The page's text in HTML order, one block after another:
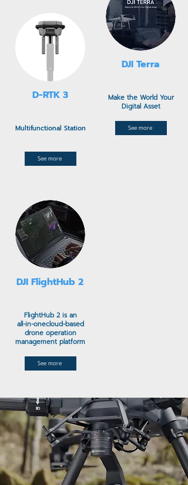
D-RTK 3
Multifunctional Station
See more
DJI FlightHub 2
FlightHub 2 is an
all-in-onecloud-based
drone operation
management platform
See more
DJI Terra​
Make the World Your
Digital Asset
See more